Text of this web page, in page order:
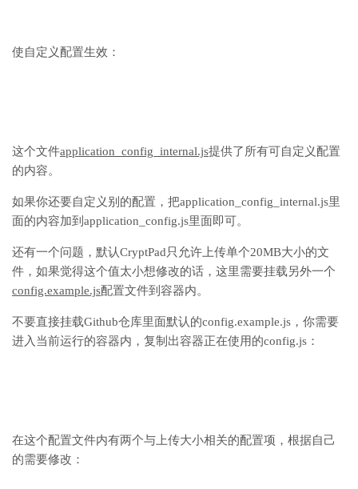
使自定义配置生效：
这个文件application_config_internal.js提供了所有可自定义配置
的内容。
如果你还要自定义别的配置，把application_config_internal.js里
面的内容加到application_config.js里面即可。
还有一个问题，默认CryptPad只允许上传单个20MB大小的文
件，如果觉得这个值太小想修改的话，这里需要挂载另外一个
config.example.js配置文件到容器内。
不要直接挂载Github仓库里面默认的config.example.js，你需要
进入当前运行的容器内，复制出容器正在使用的config.js：
在这个配置文件内有两个与上传大小相关的配置项，根据自己
的需要修改：